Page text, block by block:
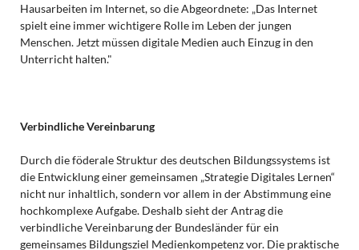
Hausarbeiten im Internet, so die Abgeordnete: „Das Internet
spielt eine immer wichtigere Rolle im Leben der jungen
Menschen. Jetzt müssen digitale Medien auch Einzug in den
Unterricht halten."
Verbindliche Vereinbarung
Durch die föderale Struktur des deutschen Bildungssystems ist
die Entwicklung einer gemeinsamen „Strategie Digitales Lernen“
nicht nur inhaltlich, sondern vor allem in der Abstimmung eine
hochkomplexe Aufgabe. Deshalb sieht der Antrag die
verbindliche Vereinbarung der Bundesländer für ein
gemeinsames Bildungsziel Medienkompetenz vor. Die praktische